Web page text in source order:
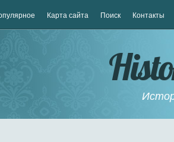
Карта сайта Поиск Контакты